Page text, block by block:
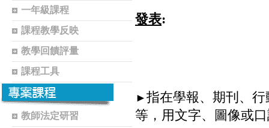
一年級課程
課程教學反映
教學回饋評量
課程工具
教師法定研習
發表:
►指在學報、期刊、
等，用文字、圖像或